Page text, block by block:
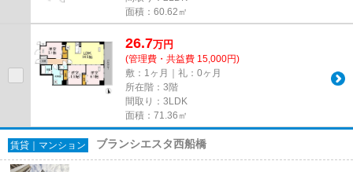
面積：60.62㎡
26.7万円
(管理費・共益費 15,000円)
敷：1ヶ月｜礼：0ヶ月
所在階：3階
間取り：3LDK
面積：71.36㎡
賃貸｜マンション ブランシエスタ西船橋